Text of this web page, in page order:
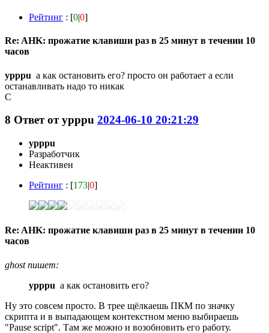
Рейтинг : [0|0]
Re: AHK: прожатие клавиши раз в 25 минут в течении 10
часов
ypppu а как остановить его? просто он работает а если
останавливать надо то никак
C
8 Ответ отypppu 2024-06-10 20:21:29
ypppu
Разработчик
Неактивен
Рейтинг : [173|0]
Re: AHK: прожатие клавиши раз в 25 минут в течении 10
часов
ghost пишет:
ypppu а как остановить его?
Ну это совсем просто. В трее щёлкаешь ПКМ по значку
скрипта и в выпадающем контекстном меню выбираешь
"Pause script". Там же можно и возобновить его работу.